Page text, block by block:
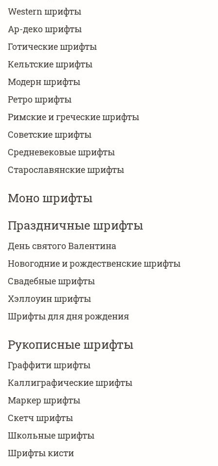
Western шрифты
Ар-деко шрифты
Готические шрифты
Кельтские шрифты
Модерн шрифты
Ретро шрифты
Римские и греческие шрифты
Советские шрифты
Средневековые шрифты
Старославянские шрифты
Моно шрифты
Праздничные шрифты
День святого Валентина
Новогодние и рождественские шрифты
Свадебные шрифты
Хэллоуин шрифты
Шрифты для дня рождения
Рукописные шрифты
Граффити шрифты
Каллиграфические шрифты
Маркер шрифты
Скетч шрифты
Школьные шрифты
Шрифты кисти